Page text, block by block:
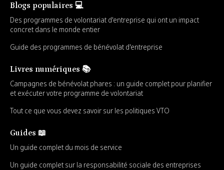
Blogs populaires 💻
Des programmes de volontariat d'entreprise qui ont un impact
concret dans le monde entier
Guide des programmes de bénévolat d'entreprise
Livres numériques 📚
Campagnes de bénévolat phares : un guide complet pour planifier
et exécuter votre programme de volontariat
Tout ce que vous devez savoir sur les politiques VTO
Guides 📖
Un guide complet du mois de service
Un guide complet sur la responsabilité sociale des entreprises